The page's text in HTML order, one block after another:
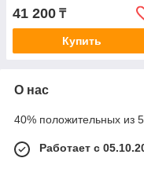
41 200 ₸
Купить
О нас
40% положительных из
Работает с